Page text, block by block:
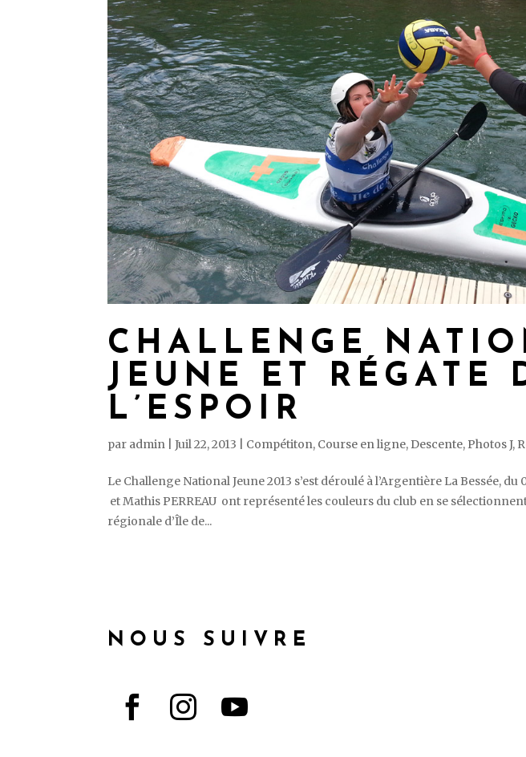
CHALLENGE
JEUNE ET RÉGATE
L’ESPOIR
par admin |Juil 22, 2013 Compétiton, Course en ligne, Descente, Photos J,
Le Challenge National Jeune 2013 s’est déroulé à l’Argentière La Bessée, du
et Mathis PERREAU ont représenté les couleurs du club en se
régionale d’Île de...
NOUS SUIVRE
  